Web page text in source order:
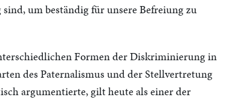
um beständig für unsere Befreiung zu
Formen der Diskriminierung in
des Paternalismus und der Stellvertretung
argumentierte, gilt heute als einer der